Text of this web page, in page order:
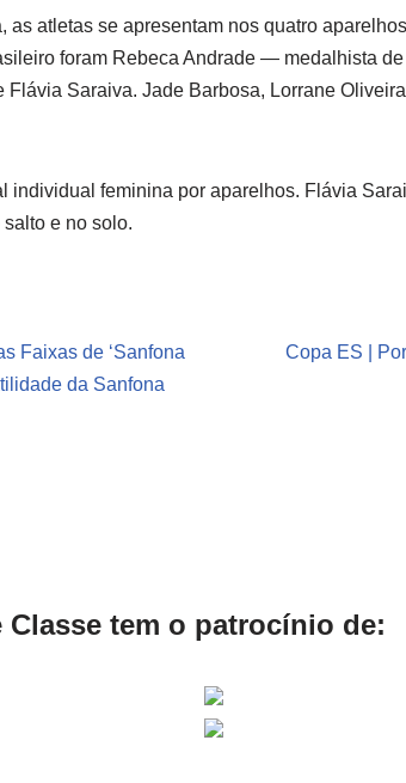
as atletas se apresentam nos quatro
foram Rebeca Andrade — medalhista
Saraiva. Jade Barbosa, Lorrane
individual feminina por aparelhos. Flávia
e no solo.
Faixas de ‘Sanfona
da Sanfona
Copa ES |
Classe tem o patrocínio de: